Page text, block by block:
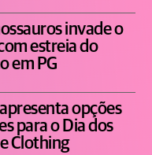
invade o
estreia do
em PG
opções
para o Dia dos
Clothing